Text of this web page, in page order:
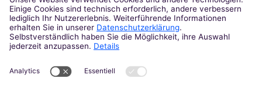
Zu den Orten von Kirche
Zu den Pastoralen Räumen
Weiterführende Links